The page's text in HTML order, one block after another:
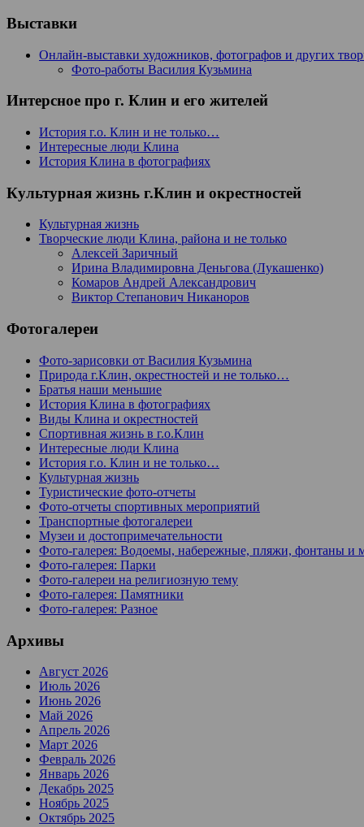
Выставки
Онлайн-выставки художников, фотографов и других
Фото-работы Василия Кузьмина
Интерсное про г. Клин и его жителей
История г.о. Клин и не только…
Интересные люди Клина
История Клина в фотографиях
Культурная жизнь г.Клин и окрестностей
Культурная жизнь
Творческие люди Клина, района и не только
Алексей Заричный
Ирина Владимировна Деньгова (Лукашенко)
Комаров Андрей Александрович
Виктор Степанович Никаноров
Фотогалереи
Фото-зарисовки от Василия Кузьмина
Природа г.Клин, окрестностей и не только…
Братья наши меньшие
История Клина в фотографиях
Виды Клина и окрестностей
Спортивная жизнь в г.о.Клин
Интересные люди Клина
История г.о. Клин и не только…
Культурная жизнь
Туристические фото-отчеты
Фото-отчеты спортивных мероприятий
Транспортные фотогалереи
Музеи и достопримечательности
Фото-галерея: Водоемы, набережные, пляжи, фонтаны и
Фото-галерея: Парки
Фото-галереи на религиозную тему
Фото-галерея: Памятники
Фото-галерея: Разное
Архивы
Август 2026
Июль 2026
Июнь 2026
Май 2026
Апрель 2026
Март 2026
Февраль 2026
Январь 2026
Декабрь 2025
Ноябрь 2025
Октябрь 2025